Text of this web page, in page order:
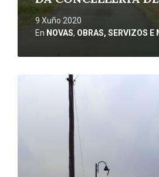
9 Xuño 2020
En NOVAS, OBRAS, SERVIZOS
Ler